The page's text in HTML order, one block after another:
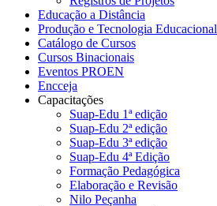
Educação a Distância
Produção e Tecnologia Educacional
Catálogo de Cursos
Cursos Binacionais
Eventos PROEN
Encceja
Capacitações
Suap-Edu 1ª edição
Suap-Edu 2ª edição
Suap-Edu 3ª edição
Suap-Edu 4ª Edição
Formação Pedagógica
Elaboração e Revisão
Nilo Peçanha